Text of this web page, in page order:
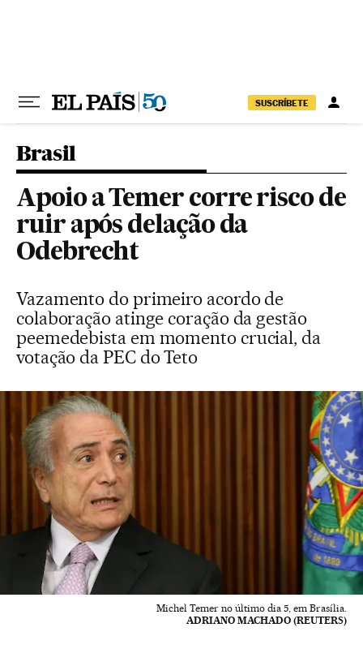
SUSCRÍBETE
Brasil
Apoio a Temer corre risco de
ruir após delação da
Odebrecht
Vazamento do primeiro acordo de
colaboração atinge coração da gestão
peemedebista em momento crucial, da
votação da PEC do Teto
Michel Temer no último dia 5, em Brasília.
ADRIANO MACHADO (REUTERS)